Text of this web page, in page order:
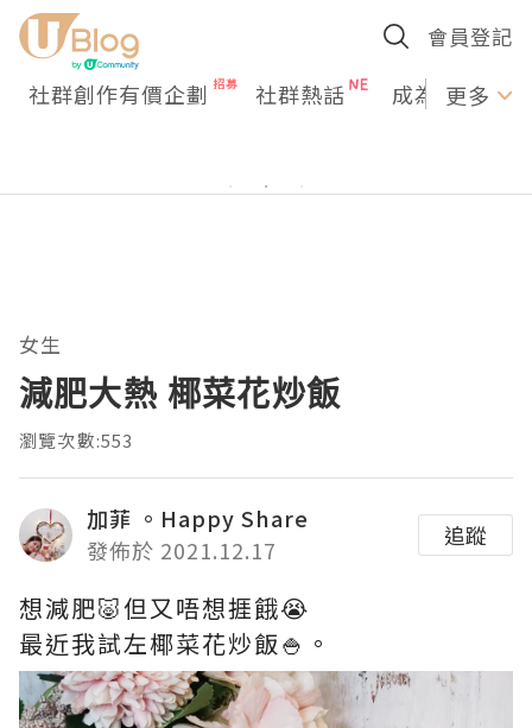
會員登記
社群創作有價企劃 社群熱話 成為U更多
女生
減肥大熱 椰菜花炒飯
瀏覽次數:553
加菲 。Happy Share
發佈於 2021.12.17
追蹤
想減肥🐷但又唔想捱餓😭
最近我試左椰菜花炒飯🍚。